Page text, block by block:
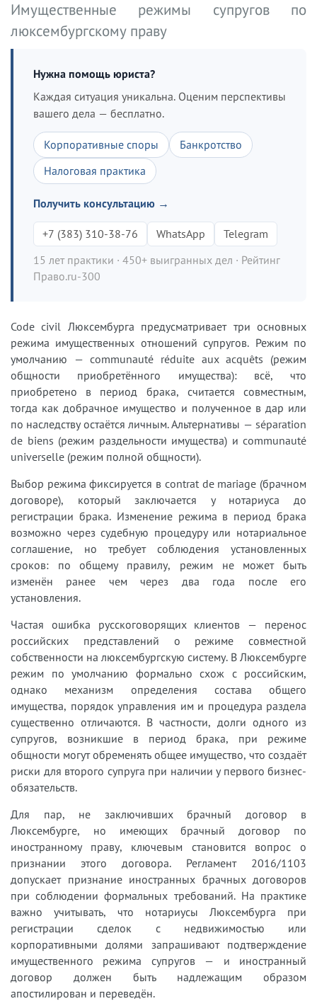
Имущественные режимы супругов по
люксембургскому праву
Нужна помощь юриста?
Каждая ситуация уникальна. Оценим перспективы
вашего дела — бесплатно.
Корпоративные споры
Банкротство
Налоговая практика
Получить консультацию →
+7 (383) 310-38-76 WhatsApp
Telegram
15 лет практики · 450+ выигранных дел · Рейтинг
Право.ru-300
Code civil Люксембурга предусматривает три основных
режима имущественных отношений супругов. Режим по
умолчанию — communauté réduite aux acquêts (режим
общности приобретённого имущества): всё, что
приобретено в период брака, считается совместным,
тогда как добрачное имущество и полученное в дар или
по наследству остаётся личным. Альтернативы — séparation
de biens (режим раздельности имущества) и communauté
universelle (режим полной общности).
Выбор режима фиксируется в contrat de mariage (брачном
договоре), который заключается у нотариуса до
регистрации брака. Изменение режима в период брака
возможно через судебную процедуру или нотариальное
соглашение, но требует соблюдения установленных
сроков: по общему правилу, режим не может быть
изменён ранее чем через два года после его
установления.
Частая ошибка русскоговорящих клиентов — перенос
российских представлений о режиме совместной
собственности на люксембургскую систему. В Люксембурге
режим по умолчанию формально схож с российским,
однако механизм определения состава общего
имущества, порядок управления им и процедура раздела
существенно отличаются. В частности, долги одного из
супругов, возникшие в период брака, при режиме
общности могут обременять общее имущество, что создаёт
риски для второго супруга при наличии у первого бизнес-
обязательств.
Для пар, не заключивших брачный договор в
Люксембурге, но имеющих брачный договор по
иностранному праву, ключевым становится вопрос о
признании этого договора. Регламент 2016/1103
допускает признание иностранных брачных договоров
при соблюдении формальных требований. На практике
важно учитывать, что нотариусы Люксембурга при
регистрации сделок с недвижимостью или
корпоративными долями запрашивают подтверждение
имущественного режима супругов — и иностранный
договор должен быть надлежащим образом
апостилирован и переведён.